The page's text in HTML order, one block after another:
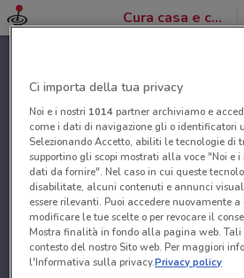
Cura casa e corpo
Ci importa della tua privacy
Noi e i nostri 1014partner archiviamo e
come i dati di navigazione gli o identificatori
Selezionando Accetto, abiliti le tecnologie di
supportino gli scopi mostrati alla voce "Noi e
dati da fornire". Nel caso in cui queste
disabilitate, alcuni contenuti e annunci
essere rilevanti. Puoi accedere nuovamente
modificare le tue scelte o per revocare il
Mostra finalità in fondo alla pagina web.
contesto del nostro Sito web. Per maggiori
l'Informativa sulla privacy.Privacy policy